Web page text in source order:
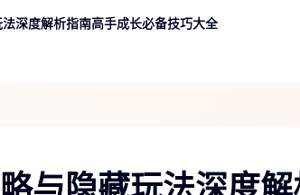
深度解析指南高手成长必备技巧大全